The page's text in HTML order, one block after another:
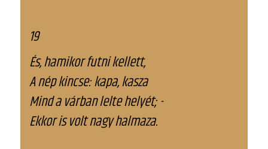
19
És, hamikor futni kellett,
A nép kincse: kapa, kasza
Mind a várban lelte helyét; -
Ekkor is volt nagy halmaza.